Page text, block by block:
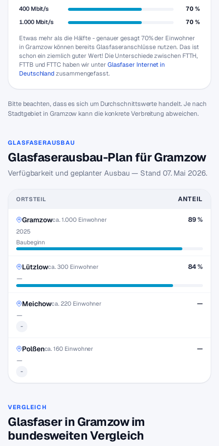
400 Mbit/s
70 %
1.000 Mbit/s
70 %
Etwas mehr als die Hälfte - genauer gesagt 70% der Einwohner
in Gramzow können bereits Glasfaseranschlüsse nutzen. Das ist
schon ein ziemlich guter Wert! Die Unterschiede zwischen FTTH,
FTTB und FTTC haben wir unter Glasfaser Internet in
Deutschlandzusammengefasst.
Bitte beachten, dass es sich um Durchschnittswerte handelt. Je nach
Stadtgebiet in Gramzow kann die konkrete Verbreitung abweichen.
GLASFASERAUSBAU
Glasfaserausbau-Plan für Gramzow
Verfügbarkeit und geplanter Ausbau — Stand 07. Mai 2026.
ORTSTEIL ANTEIL
Gramzowca. 1.000 Einwohner
2025
Baubeginn
89 %
Lützlowca. 300 Einwohner
—
84 %
Meichowca. 220 Einwohner
-
—
—
Polßenca. 160 Einwohner
-
—
—
VERGLEICH
Glasfaser in Gramzow im
bundesweiten Vergleich